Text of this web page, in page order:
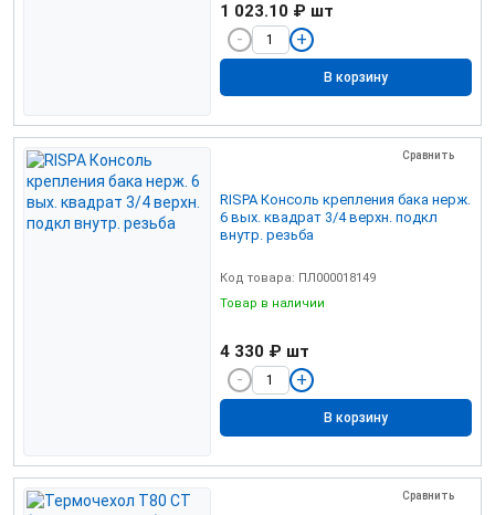
1 023.10 ₽ шт
В корзину
Сравнить
RISPA Консоль крепления бака нерж.
6 вых. квадрат 3/4 верхн. подкл
внутр. резьба
Код товара: ПЛ000018149
Товар в наличии
4 330 ₽ шт
В корзину
Сравнить